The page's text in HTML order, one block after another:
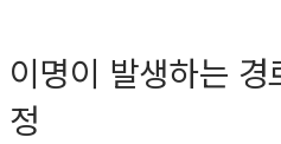
이명이 발생하는
정